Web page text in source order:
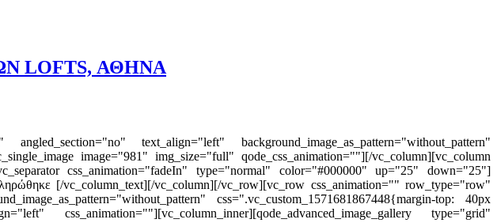
LOFTS, ΑΘΗΝΑ
text_align="left" background_image_as_pattern="without_pattern"
image="981" img_size="full" qode_css_animation=""][/vc_column][vc_column
css_animation="fadeIn" type="normal" color="#000000" up="25" down="25"]
[/vc_column_text][/vc_column][/vc_row][vc_row css_animation="" row_type="row"
css=".vc_custom_1571681867448{margin-top: 40px
css_animation=""][vc_column_inner][qode_advanced_image_gallery type="grid"